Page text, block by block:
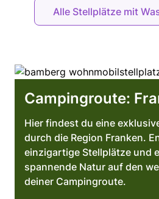
Alle Stellplätze mit
Campingroute:
Hier findest du eine
durch die Region Franken.
einzigartige Stellplätze und
spannende Natur auf den
deiner Campingroute.